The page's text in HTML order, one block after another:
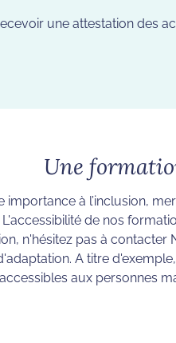
une attestation des
Une
à l’inclusion,
de nos
n'hésitez pas à contacter
A titre
aux personnes